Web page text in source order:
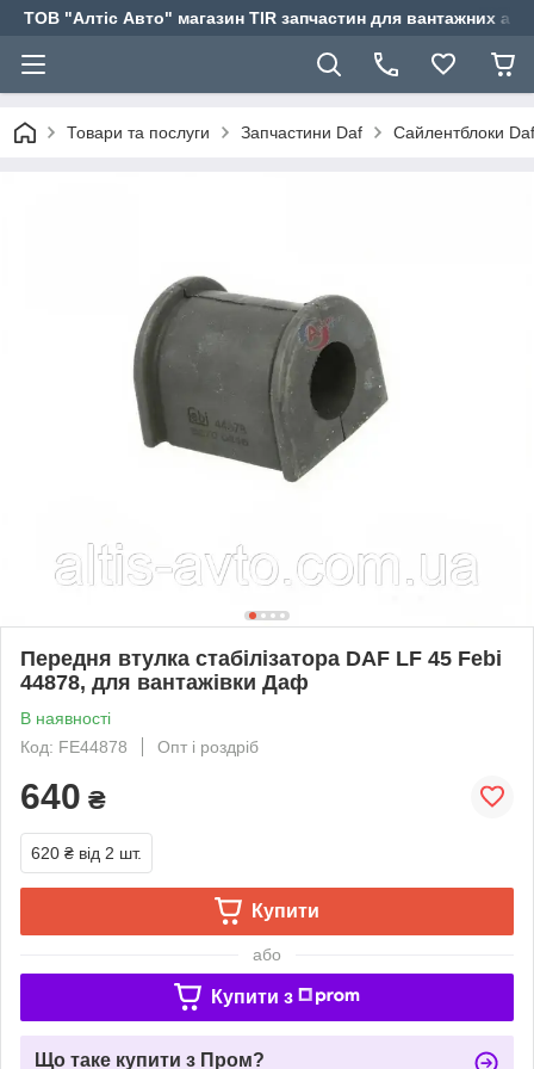
ТОВ "Алтіс Авто" магазин TIR запчастин для вантажних
Товари та послуги Запчастини Daf Сайлентблоки Daf
Передня втулка стабілізатора DAF LF 45 Febi
44878, для вантажівки Даф
В наявності
Код: FE44878
Опт і роздріб
640 ₴
620 ₴ від 2 шт.
Купити
або
Купити з
Що таке купити з Пром?